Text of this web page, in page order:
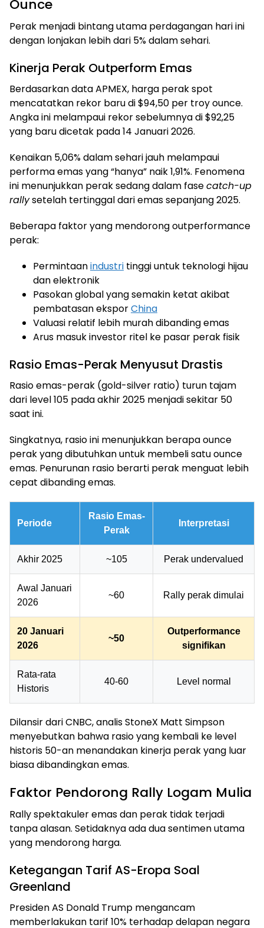
Ounce
Perak menjadi bintang utama perdagangan hari ini
dengan lonjakan lebih dari 5% dalam sehari.
Kinerja Perak Outperform Emas
Berdasarkan data APMEX, harga perak spot
mencatatkan rekor baru di $94,50 per troy ounce.
Angka ini melampaui rekor sebelumnya di $92,25
yang baru dicetak pada 14 Januari 2026.
Kenaikan 5,06% dalam sehari jauh melampaui
performa emas yang “hanya” naik 1,91%. Fenomena
ini menunjukkan perak sedang dalam fasecatch-up
rallysetelah tertinggal dari emas sepanjang 2025.
Beberapa faktor yang mendorong outperformance
perak:
Permintaanindustri tinggi untuk teknologi hijau
dan elektronik
Pasokan global yang semakin ketat akibat
pembatasan eksporChina
Valuasi relatif lebih murah dibanding emas
Arus masuk investor ritel ke pasar perak fisik
Rasio Emas-Perak Menyusut Drastis
Rasio emas-perak (gold-silver ratio) turun tajam
dari level 105 pada akhir 2025 menjadi sekitar 50
saat ini.
Singkatnya, rasio ini menunjukkan berapa ounce
perak yang dibutuhkan untuk membeli satu ounce
emas. Penurunan rasio berarti perak menguat lebih
cepat dibanding emas.
Periode
Rasio Emas-
Perak
Interpretasi
Akhir 2025 ~105 Perak undervalued
Awal Januari
2026
~60 Rally perak dimulai
20 Januari
2026
~50
Outperformance
signifikan
Rata-rata
Historis
40-60 Level normal
Dilansir dari CNBC, analis StoneX Matt Simpson
menyebutkan bahwa rasio yang kembali ke level
historis 50-an menandakan kinerja perak yang luar
biasa dibandingkan emas.
Faktor Pendorong Rally Logam Mulia
Rally spektakuler emas dan perak tidak terjadi
tanpa alasan. Setidaknya ada dua sentimen utama
yang mendorong harga.
Ketegangan Tarif AS-Eropa Soal
Greenland
Presiden AS Donald Trump mengancam
memberlakukan tarif 10% terhadap delapan negara